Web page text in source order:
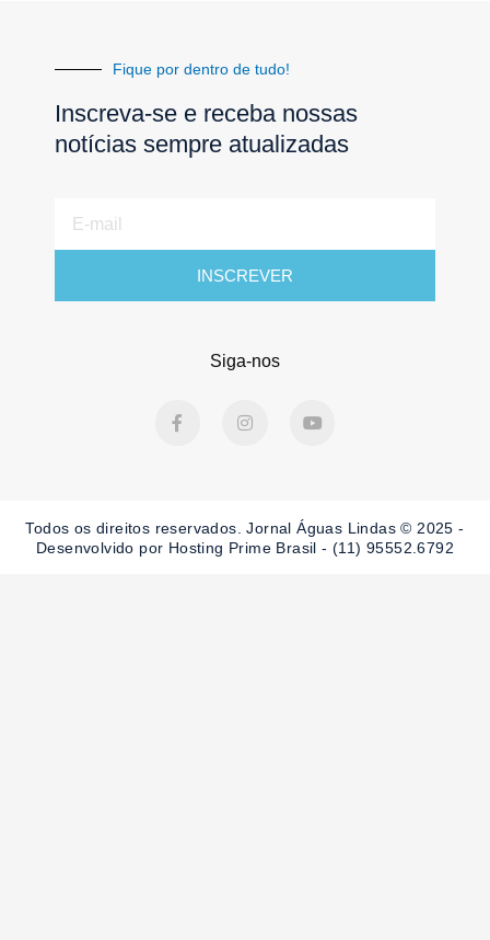
Fique por dentro de tudo!
Inscreva-se e receba nossas
notícias sempre atualizadas
mail
INSCREVER
Siga-nos
a
k
-
n
a
m
o
Todos os direitos reservados. Jornal Águas Lindas © 2025 -
Desenvolvido por Hosting Prime Brasil - (11) 95552.6792